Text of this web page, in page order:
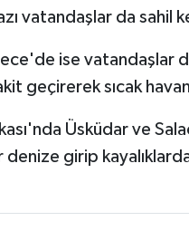
vatandaşlar da sahil
ise vatandaşlar
geçirerek sıcak
Üsküdar ve
denize girip